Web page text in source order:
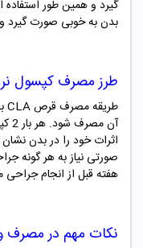
بدن به خوبی صورت گیرد
طرز مصرف کپسول
اثرات خود را در بدن
هفته قبل از انجام
نکات مهم در مصرف